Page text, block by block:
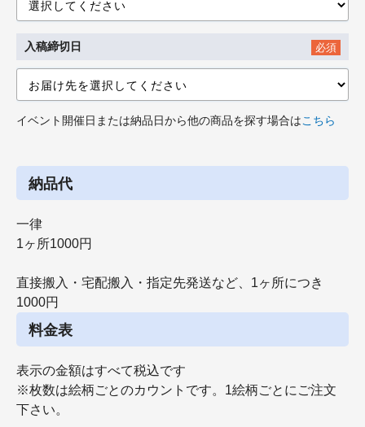
入稿締切日 必須
イベント開催日または納品日から他の商品を探す場合はこちら
納品代
一律
1ヶ所1000円
直接搬入・宅配搬入・指定先発送など、1ヶ所につき
1000円
料金表
表示の金額はすべて税込です
※枚数は絵柄ごとのカウントです。1絵柄ごとにご注文
下さい。